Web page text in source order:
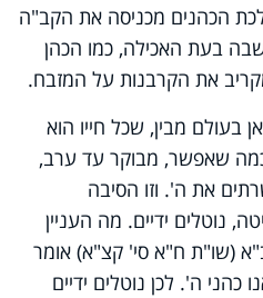
הכהנים מכניסה את הקב"ה
בעת האכילה, כמו הכהן
את הקרבנות על המזבח.
בעולם מבין, שכל חייו הוא
שאפשר, מבוקר עד ערב,
את ה'. וזו הסיבה
נוטלים ידיים. מה העניין
(שו"ת ח"א סי' קצ"א) אומר
כהני ה'. לכן נוטלים ידיים